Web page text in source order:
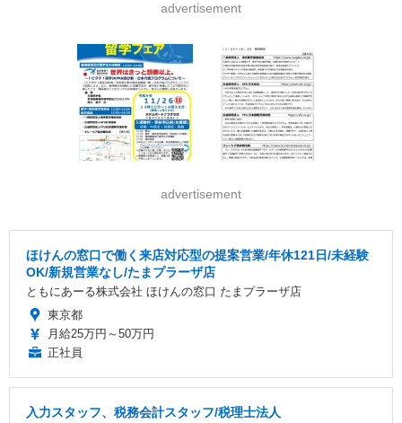
advertisement
advertisement
ほけんの窓口で働く来店対応型の提案営業/年休121日/未経験
OK/新規営業なし/たまプラーザ店
ともにあーる株式会社 ほけんの窓口 たまプラーザ店
東京都
月給25万円～50万円
正社員
入力スタッフ、税務会計スタッフ/税理士法人